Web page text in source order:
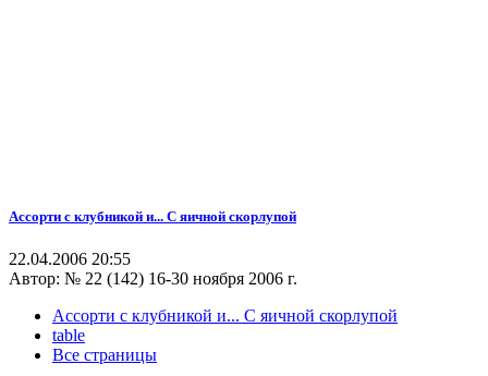
Ассорти с клубникой и... С яичной скорлупой
22.04.2006 20:55
Автор: № 22 (142) 16-30 ноября 2006 г.
Ассорти с клубникой и... С яичной скорлупой
table
Все страницы